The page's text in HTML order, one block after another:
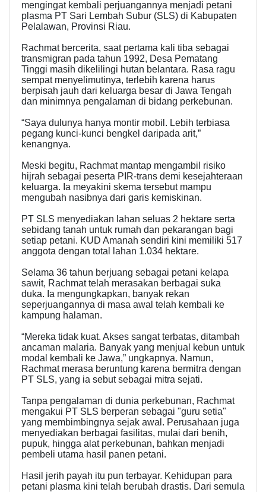
mengingat kembali perjuangannya menjadi petani
plasma PT Sari Lembah Subur (SLS) di Kabupaten
Pelalawan, Provinsi Riau.
Rachmat bercerita, saat pertama kali tiba sebagai
transmigran pada tahun 1992, Desa Pematang
Tinggi masih dikelilingi hutan belantara. Rasa ragu
sempat menyelimutinya, terlebih karena harus
berpisah jauh dari keluarga besar di Jawa Tengah
dan minimnya pengalaman di bidang perkebunan.
“Saya dulunya hanya montir mobil. Lebih terbiasa
pegang kunci-kunci bengkel daripada arit,”
kenangnya.
Meski begitu, Rachmat mantap mengambil risiko
hijrah sebagai peserta PIR-trans demi kesejahteraan
keluarga. Ia meyakini skema tersebut mampu
mengubah nasibnya dari garis kemiskinan.
PT SLS menyediakan lahan seluas 2 hektare serta
sebidang tanah untuk rumah dan pekarangan bagi
setiap petani. KUD Amanah sendiri kini memiliki 517
anggota dengan total lahan 1.034 hektare.
Selama 36 tahun berjuang sebagai petani kelapa
sawit, Rachmat telah merasakan berbagai suka
duka. Ia mengungkapkan, banyak rekan
seperjuangannya di masa awal telah kembali ke
kampung halaman.
“Mereka tidak kuat. Akses sangat terbatas, ditambah
ancaman malaria. Banyak yang menjual kebun untuk
modal kembali ke Jawa,” ungkapnya. Namun,
Rachmat merasa beruntung karena bermitra dengan
PT SLS, yang ia sebut sebagai mitra sejati.
Tanpa pengalaman di dunia perkebunan, Rachmat
mengakui PT SLS berperan sebagai "guru setia"
yang membimbingnya sejak awal. Perusahaan juga
menyediakan berbagai fasilitas, mulai dari benih,
pupuk, hingga alat perkebunan, bahkan menjadi
pembeli utama hasil panen petani.
Hasil jerih payah itu pun terbayar. Kehidupan para
petani plasma kini telah berubah drastis. Dari semula